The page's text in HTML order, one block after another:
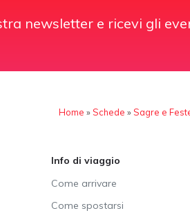
newsletter e ricevi gli
Home »Schede »Sagre e
Info di viaggio
Come arrivare
Come spostarsi